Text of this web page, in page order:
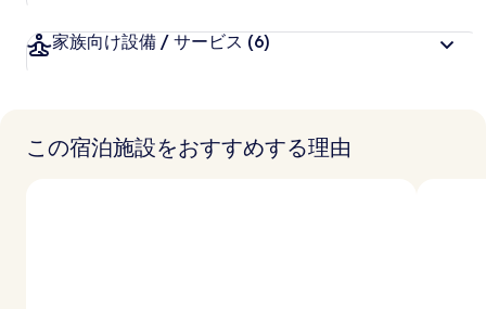
家族向け設備 / サービス (6)
この宿泊施設をおすすめする理由